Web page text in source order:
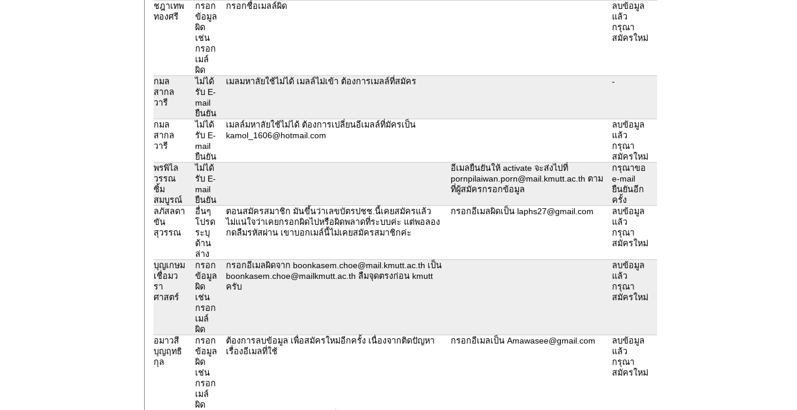
ชฎาเทพ
ทองศรี
กรอก
ข้อมูล
ผิด
เช่น
กรอก
เมล์
ผิด
กรอกชื่อเมลล์ผิด
ลบข้อมูล
แล้ว
กรุณา
สมัครใหม่
กมล
สากล
วารี
ไม่ได้
รับ E-
mail
ยืนยัน
เมลมหาลัยใช้ไม่ได้ เมลล์ไม่เข้า ต้องการเมลล์ที่สมัคร -
กมล
สากล
วารี
ไม่ได้
รับ E-
mail
ยืนยัน
เมลล์มหาลัยใช้ไม่ได้ ต้องการเปลี่ยนอีเมลล์ที่มัครเป็น
kamol_1606@hotmail.com
ลบข้อมูล
แล้ว
กรุณา
สมัครใหม่
พรพิไล
วรรณ
ซิ้ม
สมบูรณ์
ไม่ได้
รับ E-
mail
ยืนยัน
อีเมลยืนยันให้ activate จะส่งไปที่
pornpilaiwan.porn@mail.kmutt.ac.th ตาม
ที่ผู้สมัครกรอกข้อมูล
กรุณาขอ
e-mail
ยืนยันอีก
ครั้ง
ลภัสลดา
ขัน
สุวรรณ
อื่นๆ
โปรด
ระบุ
ด้าน
ล่าง
ตอนสมัครสมาชิก มันขึ้นว่าเลขบัตรปชช.นี้เคยสมัครแล้ว
ไม่แน่ใจว่าเคยกรอกผิดไปหรือผิดพลาดที่ระบบค่ะ แต่พอลอง
กดลืมรหัสผ่าน เขาบอกเมล์นี้ไม่เคยสมัครสมาชิกค่ะ
กรอกอีเมลผิดเป็น laphs27@gmail.com
ลบข้อมูล
แล้ว
กรุณา
สมัครใหม่
บุญเกษม
เชื่อมว
รา
ศาสตร์
กรอก
ข้อมูล
ผิด
เช่น
กรอก
เมล์
ผิด
กรอกอีเมลผิดจาก boonkasem.choe@mail.kmutt.ac.th เป็น
boonkasem.choe@mailkmutt.ac.th ลืมจุดตรงก่อน kmutt
ครับ
ลบข้อมูล
แล้ว
กรุณา
สมัครใหม่
อมาวสี
บุญฤทธิ
กุล
กรอก
ข้อมูล
ผิด
เช่น
กรอก
เมล์
ผิด
ต้องการลบข้อมูล เพื่อสมัครใหม่อีกครั้ง เนื่องจากติดปัญหา
เรื่องอีเมลที่ใช้
กรอกอีเมลเป็น Amawasee@gmail.com
ลบข้อมูล
แล้ว
กรุณา
สมัครใหม่